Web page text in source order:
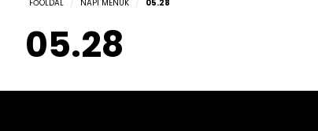
FŐOLDAL / NAPI MENÜK / 05.28
05.28